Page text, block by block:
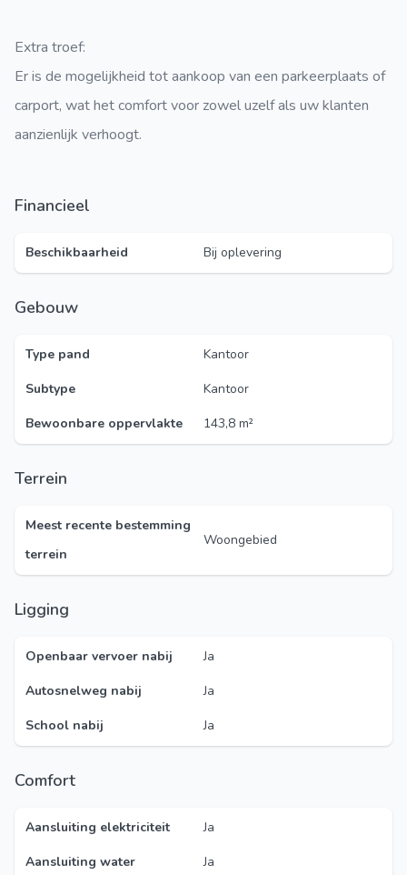
Extra troef:
Er is de mogelijkheid tot aankoop van een parkeerplaats of
carport, wat het comfort voor zowel uzelf als uw klanten
aanzienlijk verhoogt.
Financieel
Beschikbaarheid Bij oplevering
Gebouw
Type pand
Kantoor
Subtype
Kantoor
Bewoonbare oppervlakte
143,8 m²
Terrein
Meest recente bestemming
terrein
Woongebied
Ligging
Openbaar vervoer nabij
Ja
Autosnelweg nabij
Ja
School nabij
Ja
Comfort
Aansluiting elektriciteit
Ja
Aansluiting water
Ja